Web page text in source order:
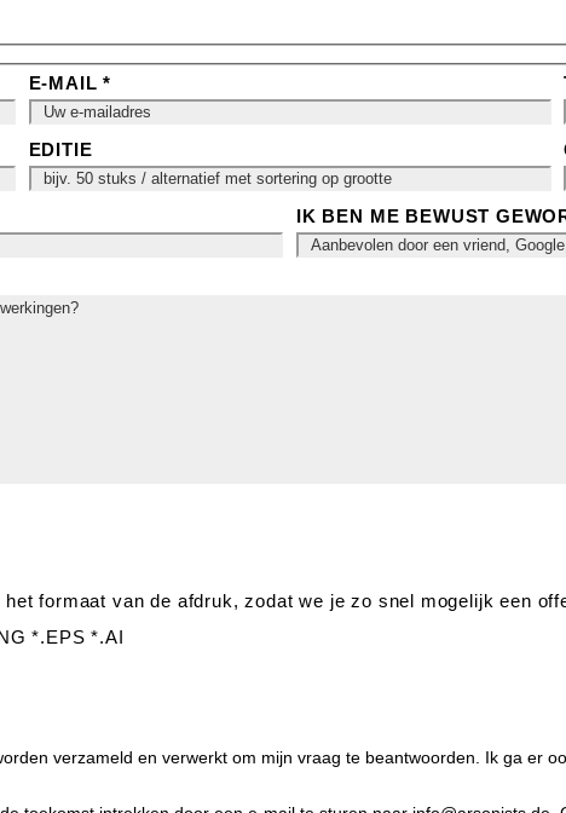
E-MAIL *
EDITIE
IK BEN ME BEWUST
formaat van de afdruk, zodat we je zo snel mogelijk een
*.EPS *.AI
verzameld en verwerkt om mijn vraag te beantwoorden. Ik ga er